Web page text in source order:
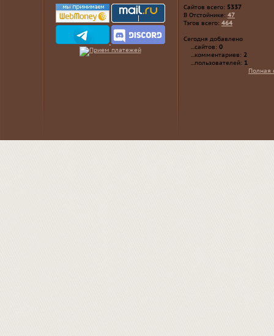
Сайтов всего: 5337
В Отстойнике: 47
Тэгов всего: 464
Сегодня добавлено
...сайтов: 0
...комментариев: 2
...пользователей: 1
Полная